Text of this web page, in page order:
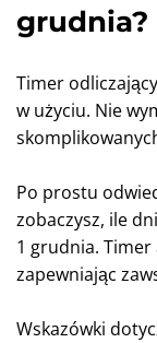
grudnia?
Timer
w użyciu. Nie
Po prostu
zobaczysz, ile
1 grudnia. Timer
zapewniając
Wskazówki